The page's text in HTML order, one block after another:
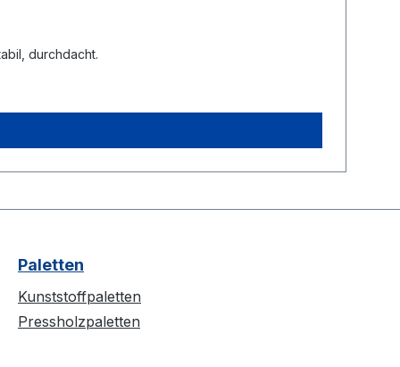
durchdacht.
Paletten
Kunststoffpaletten
Pressholzpaletten